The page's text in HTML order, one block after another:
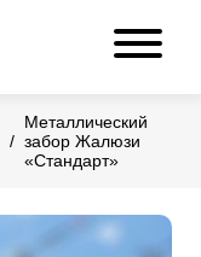
Металлический
забор Жалюзи
«Стандарт»